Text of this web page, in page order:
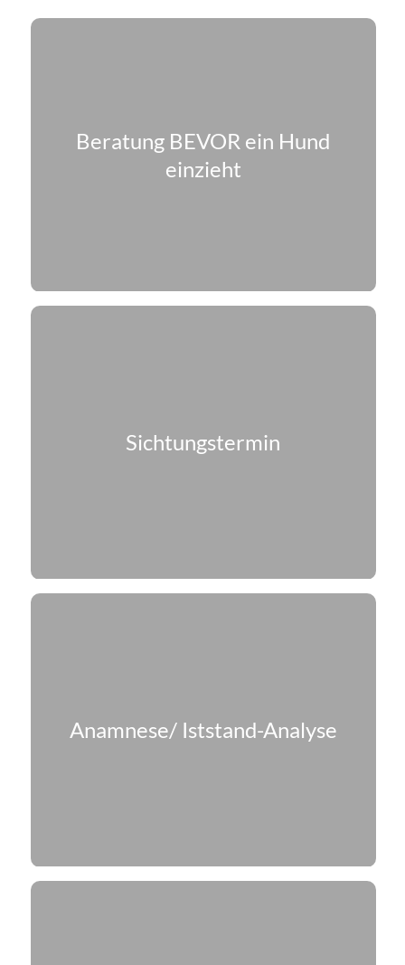
Beratung BEVOR ein Hund
einzieht
Sichtungstermin
Anamnese/ Iststand-Analyse